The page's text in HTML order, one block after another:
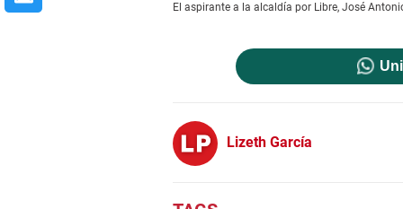
El aspirante a la alcaldía por Libre, José
Lizeth García